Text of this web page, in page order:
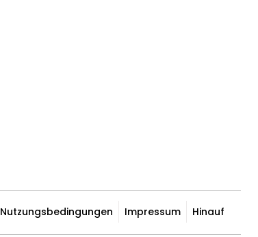
Nutzungsbedingungen Impressum Hinauf